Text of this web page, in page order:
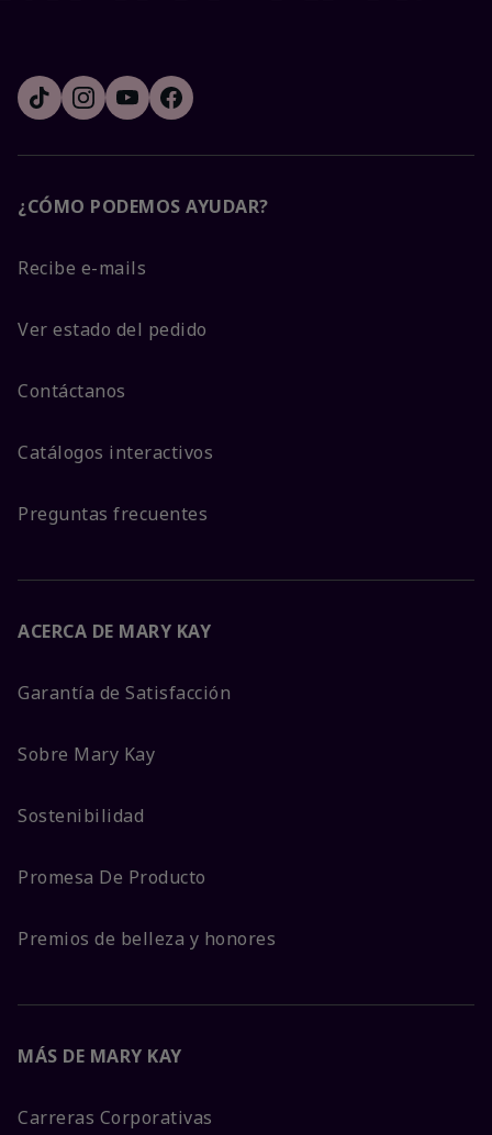
¿CÓMO PODEMOS AYUDAR?
Recibe e-mails
Ver estado del pedido
Contáctanos
Catálogos interactivos
Preguntas frecuentes
ACERCA DE MARY KAY
Garantía de Satisfacción
Sobre Mary Kay
Sostenibilidad
Promesa De Producto
Premios de belleza y honores
MÁS DE MARY KAY
Carreras Corporativas